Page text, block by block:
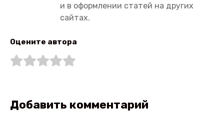
и в оформлении статей на других
сайтах.
Оцените автора
Добавить комментарий